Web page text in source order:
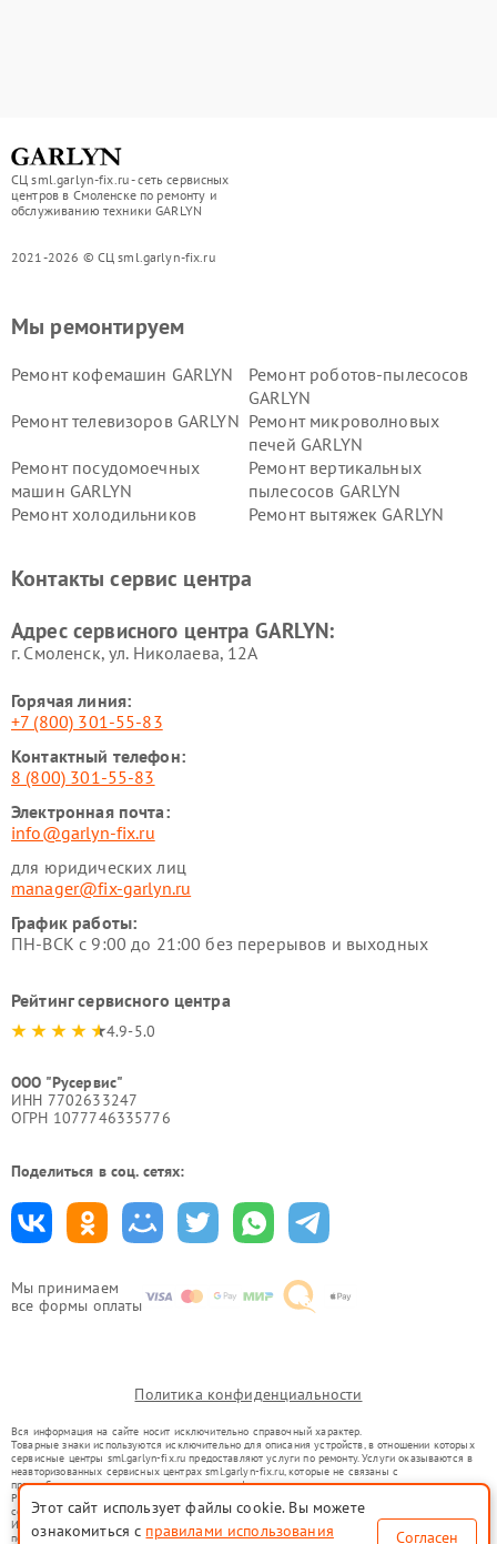
СЦ sml.garlyn-fix.ru - сеть сервисных
центров в Смоленске по ремонту и
обслуживанию техники GARLYN
2021-2026 © СЦ sml.garlyn-fix.ru
Мы принимаем
все формы оплаты
Мы ремонтируем
Ремонт кофемашин GARLYN
Ремонт роботов-пылесосов
GARLYN
Ремонт телевизоров GARLYN Ремонт микроволновых
печей GARLYN
Ремонт посудомоечных
машин GARLYN
Ремонт вертикальных
пылесосов GARLYN
Ремонт холодильников
Ремонт вытяжек GARLYN
стеклоочистителей GARLYN
GARLYN
GARLYN
Контакты сервис центра
Адрес сервисного центра GARLYN:
г. Смоленск, ул. Николаева, 12А
Горячая линия:
+7 (800) 301-55-83
Контактный телефон:
8 (800) 301-55-83
Электронная почта:
info@garlyn-fix.ru
для юридических лиц
manager@fix-garlyn.ru
График работы:
ПН-ВСК с 9:00 до 21:00 без перерывов и выходных
Рейтинг сервисного центра
4.9-5.0
ООО "Русервис"
ИНН 7702633247
ОГРН 1077746335776
Поделиться в соц. сетях:
Политика конфиденциальности
Вся информация на сайте носит исключительно справочный характер.
Товарные знаки используются исключительно для описания устройств, в отношении которых
сервисные центры sml.garlyn-fix.ru предоставляют услуги по ремонту. Услуги оказываются в
неавторизованных сервисных центрах sml.garlyn-fix.ru, которые не связаны с
правообладателями товарных знаков или их официальными представителями.
Ремонт осуществляется для устройств, уже введенных в гражданский оборот в соответствии
со статьей 1487 ГК РФ.
Использование товарных знаков не преследует цели индивидуализации услуг или введения
потребителей в заблуждение, а служит для информирования о предоставляемых услугах по
Этот сайт использует файлы cookie. Вы можете
ознакомиться с правилами использования Согласен